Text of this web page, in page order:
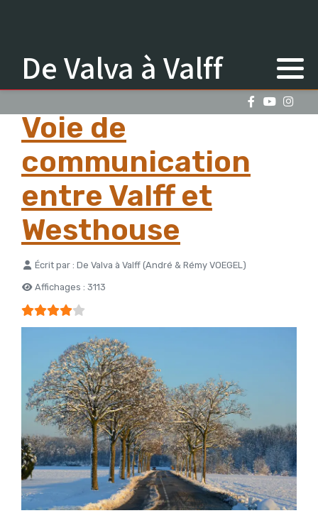
De Valva à Valff
Voie de
communication
entre Valff et
Westhouse
Détails
Écrit par : De Valva à Valff (André & Rémy VOEGEL)
Affichages : 3113
Vote utilisateur: